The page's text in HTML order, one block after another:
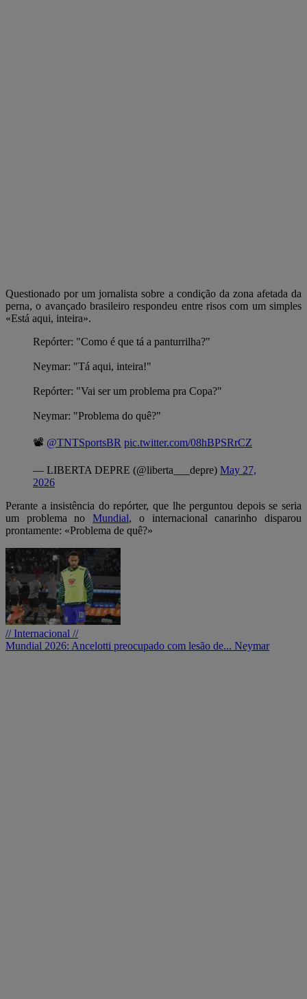
Questionado por um jornalista sobre a condição da zona afetada da
perna, o avançado brasileiro respondeu entre risos com um simples
«Está aqui, inteira».
Repórter: "Como é que tá a panturrilha?"
Neymar: "Tá aqui, inteira!"
Repórter: "Vai ser um problema pra Copa?"
Neymar: "Problema do quê?"
📽️ @TNTSportsBR pic.twitter.com/08hBPSRrCZ
— LIBERTA DEPRE (@liberta___depre) May 27,
2026
Perante a insistência do repórter, que lhe perguntou depois se seria
um problema noMundial, o internacional canarinho disparou
prontamente: «Problema de quê?»
// Internacional //
Mundial 2026: Ancelotti preocupado com lesão de... Neymar